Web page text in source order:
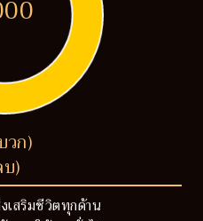
วก)
)
เสริมชีวิตทุกด้าน